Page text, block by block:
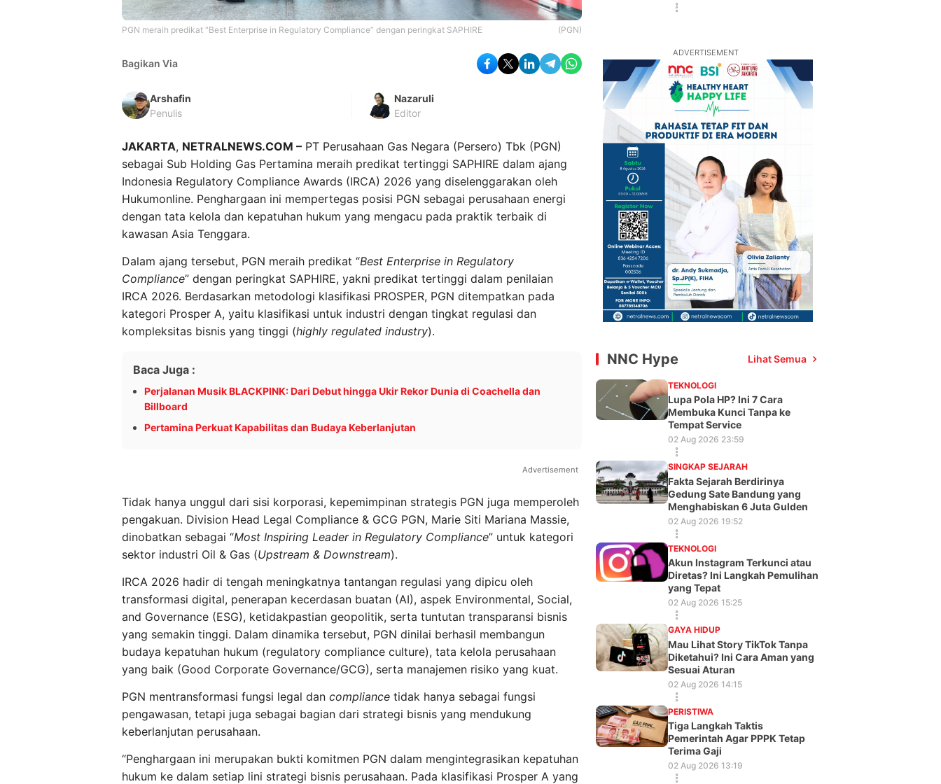
PGN meraih predikat “Best Enterprise in Regulatory Compliance” dengan peringkat SAPHIRE (PGN)
Bagikan Via
Arshafin
Penulis
Nazaruli
Editor
JAKARTA, NETRALNEWS.COM – PT Perusahaan Gas Negara (Persero) Tbk (PGN)
sebagai Sub Holding Gas Pertamina meraih predikat tertinggi SAPHIRE dalam ajang
Indonesia Regulatory Compliance Awards (IRCA) 2026 yang diselenggarakan oleh
Hukumonline. Penghargaan ini mempertegas posisi PGN sebagai perusahaan energi
dengan tata kelola dan kepatuhan hukum yang mengacu pada praktik terbaik di
kawasan Asia Tenggara.
Dalam ajang tersebut, PGN meraih predikat “Best Enterprise in Regulatory
Compliance” dengan peringkat SAPHIRE, yakni predikat tertinggi dalam penilaian
IRCA 2026. Berdasarkan metodologi klasifikasi PROSPER, PGN ditempatkan pada
kategori Prosper A, yaitu klasifikasi untuk industri dengan tingkat regulasi dan
kompleksitas bisnis yang tinggi (highly regulated industry).
Baca Juga :
Perjalanan Musik BLACKPINK: Dari Debut hingga Ukir Rekor Dunia di Coachella dan
Billboard
Pertamina Perkuat Kapabilitas dan Budaya Keberlanjutan
Advertisement
Tidak hanya unggul dari sisi korporasi, kepemimpinan strategis PGN juga memperoleh
pengakuan. Division Head Legal Compliance & GCG PGN, Marie Siti Mariana Massie,
dinobatkan sebagai “Most Inspiring Leader in Regulatory Compliance” untuk kategori
sektor industri Oil & Gas (Upstream & Downstream).
IRCA 2026 hadir di tengah meningkatnya tantangan regulasi yang dipicu oleh
transformasi digital, penerapan kecerdasan buatan (AI), aspek Environmental, Social,
and Governance (ESG), ketidakpastian geopolitik, serta tuntutan transparansi bisnis
yang semakin tinggi. Dalam dinamika tersebut, PGN dinilai berhasil membangun
budaya kepatuhan hukum (regulatory compliance culture), tata kelola perusahaan
yang baik (Good Corporate Governance/GCG), serta manajemen risiko yang kuat.
PGN mentransformasi fungsi legal dan compliance tidak hanya sebagai fungsi
pengawasan, tetapi juga sebagai bagian dari strategi bisnis yang mendukung
keberlanjutan perusahaan.
“Penghargaan ini merupakan bukti komitmen PGN dalam mengintegrasikan kepatuhan
hukum ke dalam setiap lini strategi bisnis perusahaan. Pada klasifikasi Prosper A yang
ADVERTISEMENT
NNC Hype Lihat Semua
TEKNOLOGI
Lupa Pola HP? Ini 7 Cara
Membuka Kunci Tanpa ke
Tempat Service
02 Aug 2026 23:59
SINGKAP SEJARAH
Fakta Sejarah Berdirinya
Gedung Sate Bandung yang
Menghabiskan 6 Juta Gulden
02 Aug 2026 19:52
TEKNOLOGI
Akun Instagram Terkunci atau
Diretas? Ini Langkah Pemulihan
yang Tepat
02 Aug 2026 15:25
GAYA HIDUP
Mau Lihat Story TikTok Tanpa
Diketahui? Ini Cara Aman yang
Sesuai Aturan
02 Aug 2026 14:15
PERISTIWA
Tiga Langkah Taktis
Pemerintah Agar PPPK Tetap
Terima Gaji
02 Aug 2026 13:19